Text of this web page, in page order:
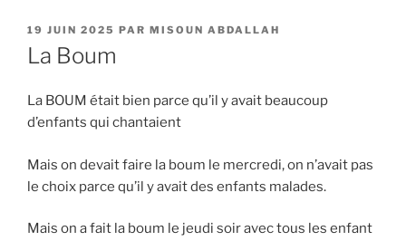
PUBLIÉ
LE
19 JUIN 2025 PAR MISOUN ABDALLAH
La Boum
La BOUM était bien parce qu’il y avait beaucoup
d’enfants qui chantaient
Mais on devait faire la boum le mercredi, on n’avait pas
le choix parce qu’il y avait des enfants malades.
Mais on a fait la boum le jeudi soir avec tous les enfant